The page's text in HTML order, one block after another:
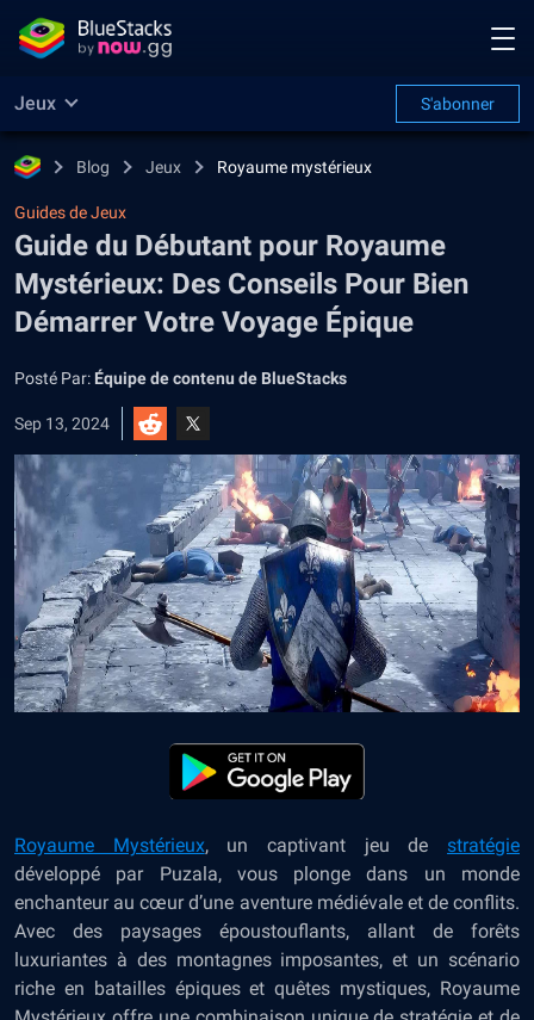
Jeux S'abonner
Blog Jeux Royaume mystérieux
Guides de Jeux
Guide du Débutant pour Royaume
Mystérieux: Des Conseils Pour Bien
Démarrer Votre Voyage Épique
Posté Par: Équipe de contenu de BlueStacks
Sep 13, 2024
Royaume Mystérieux, un captivant jeu de stratégie
développé par Puzala, vous plonge dans un monde
enchanteur au cœur d’une aventure médiévale et de conflits.
Avec des paysages époustouflants, allant de forêts
luxuriantes à des montagnes imposantes, et un scénario
riche en batailles épiques et quêtes mystiques, Royaume